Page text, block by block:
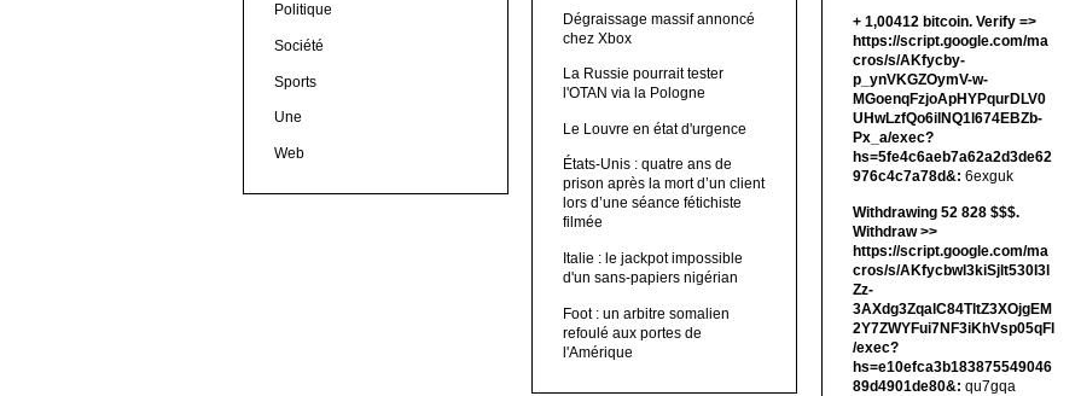
Politique
Société
Sports
Une
Web
Dégraissage massif annoncé
chez Xbox
La Russie pourrait tester
l'OTAN via la Pologne
Le Louvre en état d'urgence
États-Unis : quatre ans de
prison après la mort d’un client
lors d’une séance fétichiste
filmée
Italie : le jackpot impossible
d'un sans-papiers nigérian
Foot : un arbitre somalien
refoulé aux portes de
l'Amérique
+ 1,00412 bitсоin. Verify =>
https://script.google.com/ma
cros/s/AKfycby-
p_ynVKGZOymV-w-
MGoenqFzjoApHYPqurDLV0
UHwLzfQo6ilNQ1l674EBZb-
Px_a/exec?
hs=5fe4c6aeb7a62a2d3de62
976c4c7a78d&: 6exguk
Withdrawing 52 828 $$$.
Withdrаw >>
https://script.google.com/ma
cros/s/AKfycbwl3kiSjlt530I3l
Zz-
3AXdg3ZqalC84TltZ3XOjgEM
2Y7ZWYFui7NF3iKhVsp05qFl
/exec?
hs=e10efca3b183875549046
89d4901de80&: qu7gqa